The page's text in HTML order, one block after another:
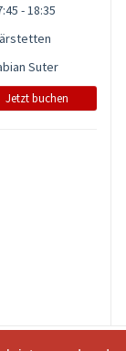
- 18:35
Suter
Jetzt buchen